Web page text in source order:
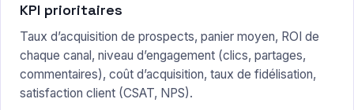
KPI prioritaires
Taux d’acquisition de prospects, panier moyen, ROI de
chaque canal, niveau d’engagement (clics, partages,
commentaires), coût d’acquisition, taux de fidélisation,
satisfaction client (CSAT, NPS).